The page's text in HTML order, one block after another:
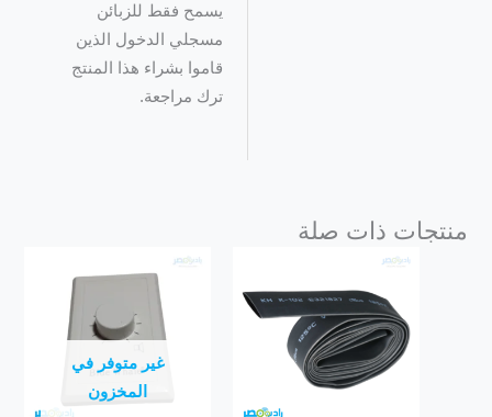
يسمح فقط للزبائن
مسجلي الدخول الذين
قاموا بشراء هذا المنتج
ترك مراجعة.
منتجات ذات صلة
غير متوفر في
المخزون